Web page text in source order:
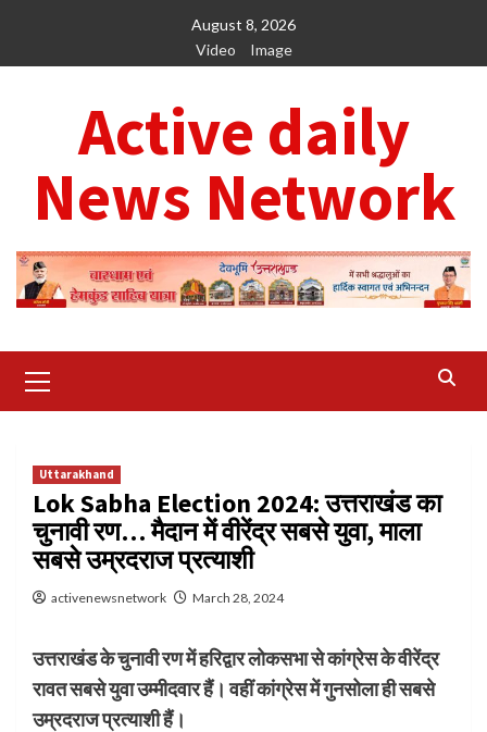
content
August 8, 2026
Video
Image
Active daily
News Network
Menu
Uttarakhand
Lok Sabha Election 2024: उत्तराखंड का
चुनावी रण… मैदान में वीरेंद्र सबसे युवा, माला
सबसे उम्रदराज प्रत्याशी
activenewsnetwork March 28, 2024
उत्तराखंड के चुनावी रण में हरिद्वार लोकसभा से कांग्रेस के वीरेंद्र
रावत सबसे युवा उम्मीदवार हैं। वहीं कांग्रेस में गुनसोला ही सबसे
उम्रदराज प्रत्याशी हैं।